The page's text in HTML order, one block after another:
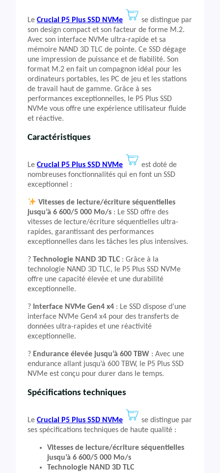
Le Crucial P5 Plus SSD NVMe
se distingue par
son design compact et son facteur de forme M.2.
Avec son interface NVMe ultra-rapide et sa
mémoire NAND 3D TLC de pointe. Ce SSD dégage
une impression de puissance et de fiabilité. Son
format M.2 en fait un compagnon idéal pour les
ordinateurs portables, les PC de jeu et les stations
de travail haut de gamme. Grâce à ses
performances exceptionnelles, le P5 Plus SSD
NVMe vous offre une expérience utilisateur fluide
et réactive.
Caractéristiques
Le Crucial P5 Plus SSD NVMe
est doté de
nombreuses fonctionnalités qui en font un SSD
exceptionnel :
Vitesses de lecture/écriture séquentielles
jusqu’à 6 600/5 000 Mo/s : Le SSD offre des
vitesses de lecture/écriture séquentielles ultra-
rapides, garantissant des performances
exceptionnelles dans les tâches les plus intensives.
?️ Technologie NAND 3D TLC : Grâce à la
technologie NAND 3D TLC, le P5 Plus SSD NVMe
offre une capacité élevée et une durabilité
exceptionnelle.
? Interface NVMe Gen4 x4 : Le SSD dispose d’une
interface NVMe Gen4 x4 pour des transferts de
données ultra-rapides et une réactivité
exceptionnelle.
?️ Endurance élevée jusqu’à 600 TBW : Avec une
endurance allant jusqu’à 600 TBW, le P5 Plus SSD
NVMe est conçu pour durer dans le temps.
Spécifications techniques
Le Crucial P5 Plus SSD NVMe
se distingue par
ses spécifications techniques de haute qualité :
Vitesses de lecture/écriture séquentielles
jusqu’à 6 600/5 000 Mo/s
Technologie NAND 3D TLC